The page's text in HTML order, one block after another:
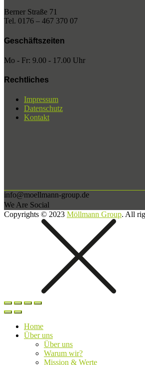
Berner Straße 71
Tel. 0176 – 467 370 07
Geschäftszeiten
Mo - Fr: 9.00 - 17.00 Uhr
Rechtliches
Impressum
Datenschutz
Kontakt
info@moellmann-group.de
We Are Social
Copyrights © 2023 Möllmann Group. All
Home
Über uns
Über uns
Warum wir?
Mission & Werte